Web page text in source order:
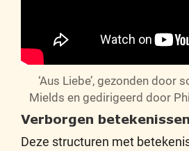
‘Aus Liebe’, gezonden door
Mields en gedirigeerd door
Verborgen betekenissen
Deze structuren met